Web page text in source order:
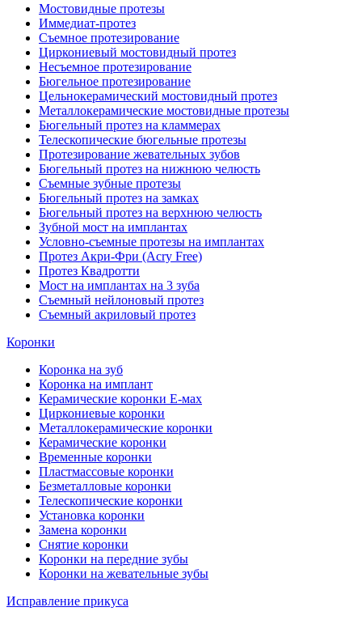
Мостовидные протезы
Иммедиат-протез
Съемное протезирование
Циркониевый мостовидный протез
Несъемное протезирование
Бюгельное протезирование
Цельнокерамический мостовидный протез
Металлокерамические мостовидные протезы
Бюгельный протез на кламмерах
Телескопические бюгельные протезы
Протезирование жевательных зубов
Бюгельный протез на нижнюю челюсть
Съемные зубные протезы
Бюгельный протез на замках
Бюгельный протез на верхнюю челюсть
Зубной мост на имплантах
Условно-съемные протезы на имплантах
Протез Акри-Фри (Acry Free)
Протез Квадротти
Мост на имплантах на 3 зуба
Съемный нейлоновый протез
Съемный акриловый протез
Коронки
Коронка на зуб
Коронка на имплант
Керамические коронки Е-мах
Циркониевые коронки
Металлокерамические коронки
Керамические коронки
Временные коронки
Пластмассовые коронки
Безметалловые коронки
Телескопические коронки
Установка коронки
Замена коронки
Снятие коронки
Коронки на передние зубы
Коронки на жевательные зубы
Исправление прикуса